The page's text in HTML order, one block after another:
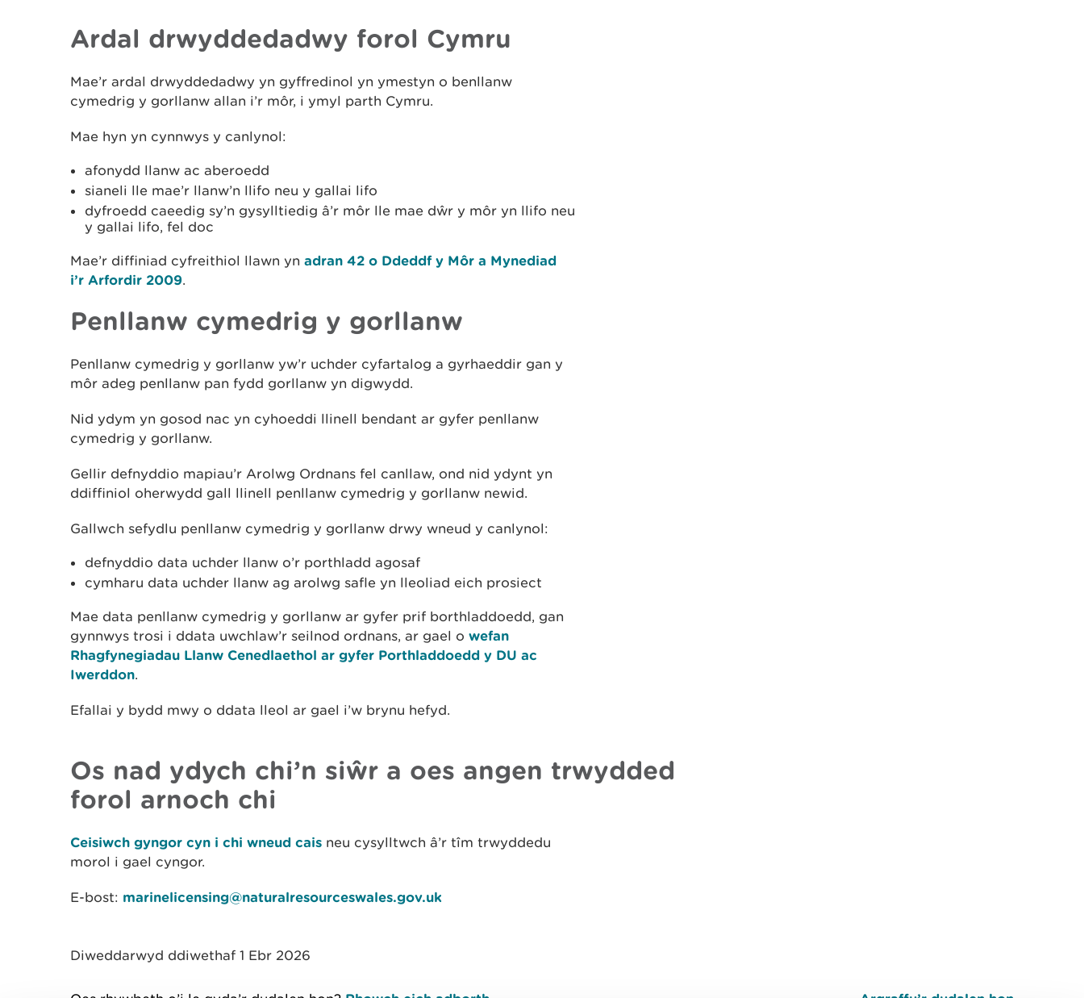
Ardal drwyddedadwy forol Cymru
Mae’r ardal drwyddedadwy yn gyffredinol yn ymestyn o benllanw
cymedrig y gorllanw allan i’r môr, i ymyl parth Cymru.
Mae hyn yn cynnwys y canlynol:
afonydd llanw ac aberoedd
sianeli lle mae’r llanw’n llifo neu y gallai lifo
dyfroedd caeedig sy’n gysylltiedig â’r môr lle mae dŵr y môr yn llifo neu
y gallai lifo, fel doc
Mae’r diffiniad cyfreithiol llawn yn adran 42 o Ddeddf y Môr a Mynediad
i’r Arfordir 2009.
Penllanw cymedrig y gorllanw
Penllanw cymedrig y gorllanw yw’r uchder cyfartalog a gyrhaeddir gan y
môr adeg penllanw pan fydd gorllanw yn digwydd.
Nid ydym yn gosod nac yn cyhoeddi llinell bendant ar gyfer penllanw
cymedrig y gorllanw.
Gellir defnyddio mapiau’r Arolwg Ordnans fel canllaw, ond nid ydynt yn
ddiffiniol oherwydd gall llinell penllanw cymedrig y gorllanw newid.
Gallwch sefydlu penllanw cymedrig y gorllanw drwy wneud y canlynol:
defnyddio data uchder llanw o’r porthladd agosaf
cymharu data uchder llanw ag arolwg safle yn lleoliad eich prosiect
Mae data penllanw cymedrig y gorllanw ar gyfer prif borthladdoedd, gan
gynnwys trosi i ddata uwchlaw’r seilnod ordnans, ar gael o wefan
Rhagfynegiadau Llanw Cenedlaethol ar gyfer Porthladdoedd y DU ac
Iwerddon.
Efallai y bydd mwy o ddata lleol ar gael i’w brynu hefyd.
Os nad ydych chi’n siŵr a oes angen trwydded
forol arnoch chi
Ceisiwch gyngor cyn i chi wneud cais neu cysylltwch â’r tîm trwyddedu
morol i gael cyngor.
E-bost: marinelicensing@naturalresourceswales.gov.uk
Diweddarwyd ddiwethaf 1 Ebr 2026